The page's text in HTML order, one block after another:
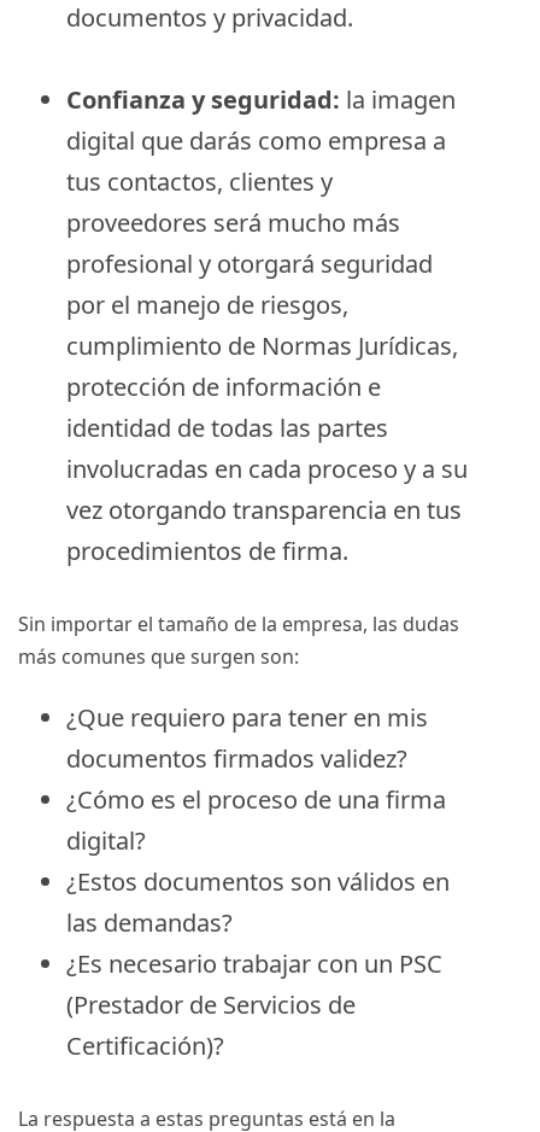
documentos y privacidad.
Confianza y seguridad: la imagen
digital que darás como empresa a
tus contactos, clientes y
proveedores será mucho más
profesional y otorgará seguridad
por el manejo de riesgos,
cumplimiento de Normas Jurídicas,
protección de información e
identidad de todas las partes
involucradas en cada proceso y a su
vez otorgando transparencia en tus
procedimientos de firma.
Sin importar el tamaño de la empresa, las dudas
más comunes que surgen son:
¿Que requiero para tener en mis
documentos firmados validez?
¿Cómo es el proceso de una firma
digital?
¿Estos documentos son válidos en
las demandas?
¿Es necesario trabajar con un PSC
(Prestador de Servicios de
Certificación)?
La respuesta a estas preguntas está en la